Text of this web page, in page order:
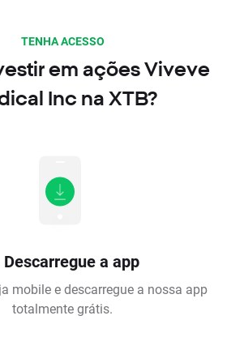
TENHA ACESSO
em ações Viveve
Inc na XTB?
Descarregue a app
mobile e descarregue a nossa app
totalmente grátis.